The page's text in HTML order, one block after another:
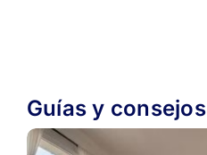
Guías y consejos